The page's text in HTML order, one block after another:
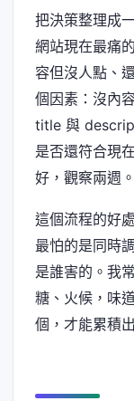
把決策整理成
網站現在最痛
容但沒人點、
個因素：沒內
title 與
是否還符合現
好，觀察兩週。
這個流程的好
最怕的是同時
是誰害的。我
糖、火候，味
個，才能累積